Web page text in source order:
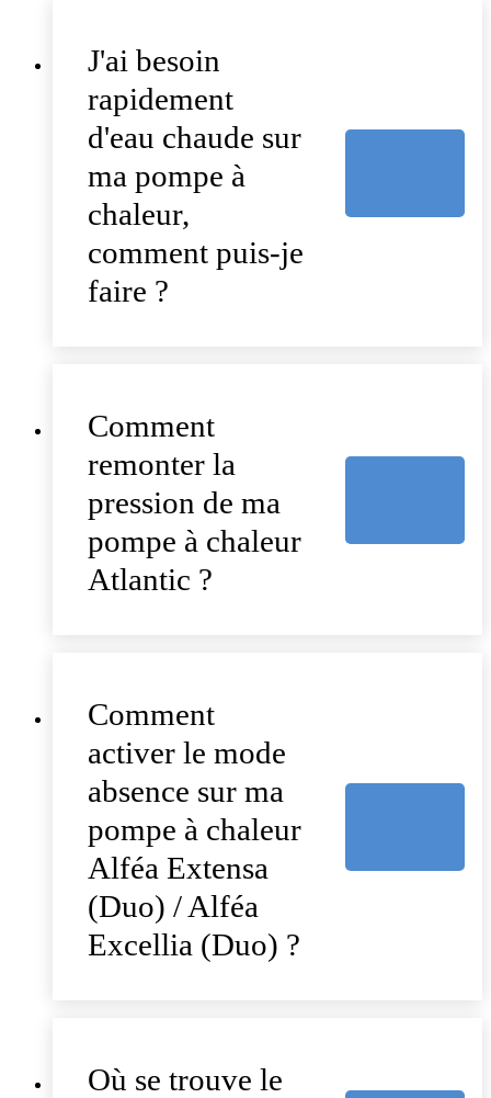
J'ai besoin
rapidement
d'eau chaude sur
ma pompe à
chaleur,
comment puis-je
faire ?
Comment
remonter la
pression de ma
pompe à chaleur
Atlantic ?
Comment
activer le mode
absence sur ma
pompe à chaleur
Alféa Extensa
(Duo) / Alféa
Excellia (Duo) ?
Où se trouve le